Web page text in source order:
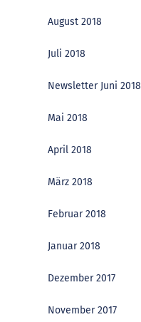
August 2018
Juli 2018
Newsletter Juni 2018
Mai 2018
April 2018
März 2018
Februar 2018
Januar 2018
Dezember 2017
November 2017